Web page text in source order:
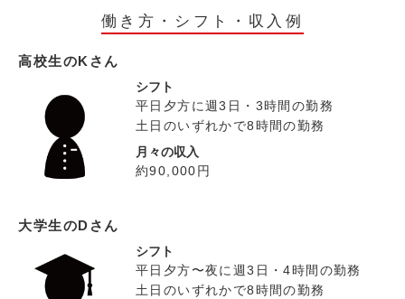
働き方・シフト・収入例
高校生のKさん
シフト
平日夕方に週3日・3時間の勤務
土日のいずれかで8時間の勤務
月々の収入
約90,000円
大学生のDさん
シフト
平日夕方〜夜に週3日・4時間の勤務
土日のいずれかで8時間の勤務